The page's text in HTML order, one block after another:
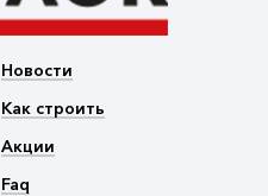
Новости
Как строить
Акции
Faq